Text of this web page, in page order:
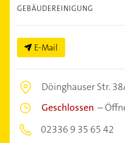
GEBÄUDEREINIGUNG
E-Mail
Döinghauser Str.
Geschlossen –
02336 9 35 65 42